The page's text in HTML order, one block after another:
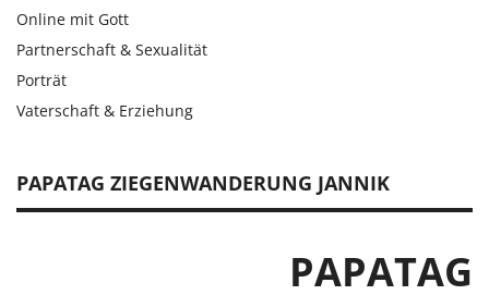
PAPATAG ZIEGENWANDERUNG JANNIK
PAPATAG
Online mit Gott
Partnerschaft & Sexualität
Porträt
Vaterschaft & Erziehung